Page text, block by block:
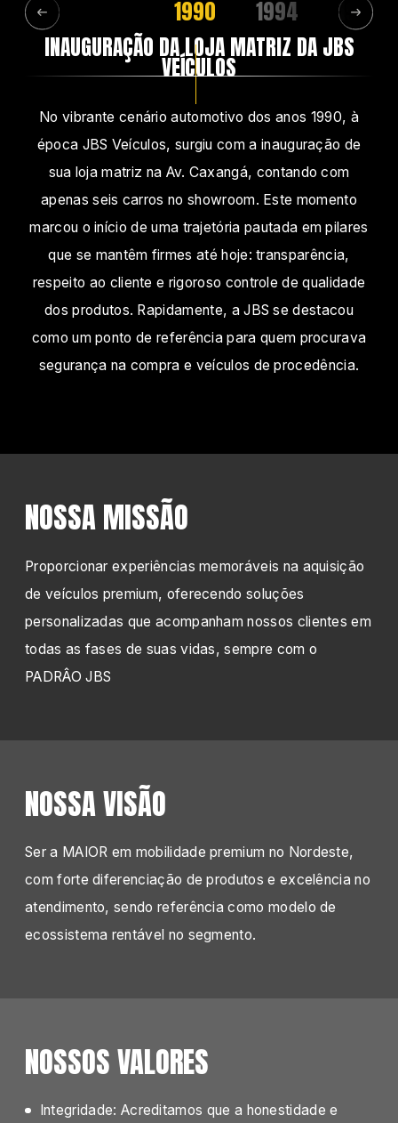
INAUGURAÇÃO DA LOJA MATRIZ DA JBS
VEÍCULOS
No vibrante cenário automotivo dos anos 1990, à
época JBS Veículos, surgiu com a inauguração de
sua loja matriz na Av. Caxangá, contando com
apenas seis carros no showroom. Este momento
marcou o início de uma trajetória pautada em pilares
que se mantêm firmes até hoje: transparência,
respeito ao cliente e rigoroso controle de qualidade
dos produtos. Rapidamente, a JBS se destacou
como um ponto de referência para quem procurava
segurança na compra e veículos de procedência.
1990 1994 1997
NOSSA MISSÃO
Proporcionar experiências memoráveis na aquisição
de veículos premium, oferecendo soluções
personalizadas que acompanham nossos clientes em
todas as fases de suas vidas, sempre com o
PADRÂO JBS
NOSSA VISÃO
Ser a MAIOR em mobilidade premium no Nordeste,
com forte diferenciação de produtos e excelência no
atendimento, sendo referência como modelo de
ecossistema rentável no segmento.
NOSSOS VALORES
Integridade: Acreditamos que a honestidade e